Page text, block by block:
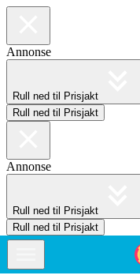
Annonse
Rull ned til Prisjakt
Rull ned til Prisjakt
Annonse
Rull ned til Prisjakt
Rull ned til Prisjakt